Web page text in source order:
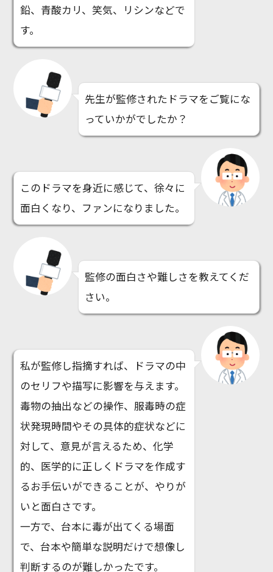
鉛、青酸カリ、笑気、リシンなどで
す。
先生が監修されたドラマをご覧にな
っていかがでしたか？
このドラマを身近に感じて、徐々に
面白くなり、ファンになりました。
監修の面白さや難しさを教えてくだ
さい。
私が監修し指摘すれば、ドラマの中
のセリフや描写に影響を与えます。
毒物の抽出などの操作、服毒時の症
状発現時間やその具体的症状などに
対して、意見が言えるため、化学
的、医学的に正しくドラマを作成す
るお手伝いができることが、やりが
いと面白さです。
一方で、台本に毒が出てくる場面
で、台本や簡単な説明だけで想像し
判断するのが難しかったです。